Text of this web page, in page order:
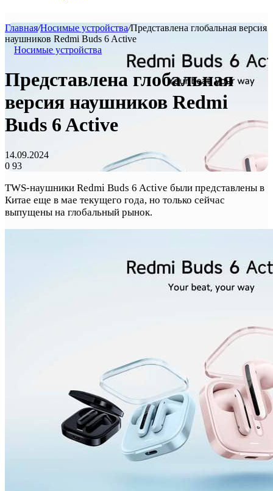
Главная/Носимые устройства/Представлена глобальная версия
наушников Redmi Buds 6 Active
Носимые устройства
Представлена глобальная
версия наушников Redmi
Buds 6 Active
14.09.2024
0 93
TWS-наушники Redmi Buds 6 Active были представлены в
Китае еще в мае текущего года, но только сейчас
выпущены на глобальный рынок.